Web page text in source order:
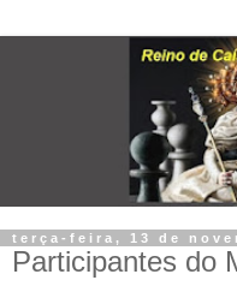
terça-feira, 13 de
Participantes do